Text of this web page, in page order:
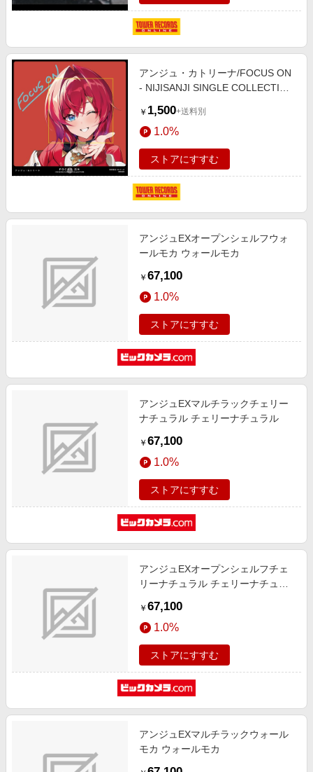
アンジュ・カトリーナ/FOCUS ON
- NIJISANJI SINGLE COLLECTION
￥ 1,500+送料別
1.0%
ストアにすすむ
アンジュEXオープンシェルフウォ
ールモカ ウォールモカ
￥ 67,100
1.0%
ストアにすすむ
アンジュEXマルチラックチェリー
ナチュラル チェリーナチュラル
￥ 67,100
1.0%
ストアにすすむ
アンジュEXオープンシェルフチェ
リーナチュラル チェリーナチュラ
￥ 67,100
1.0%
ストアにすすむ
アンジュEXマルチラックウォール
モカ ウォールモカ